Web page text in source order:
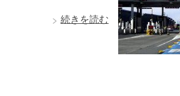
続きを読む